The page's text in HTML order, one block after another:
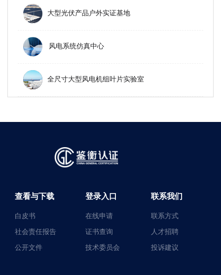
大型光伏产品户外实证基地
风电系统仿真中心
全尺寸大型风电机组叶片实验室
查看与下载
白皮书
社会责任报告
公开文件
登录入口
在线申请
证书查询
技术委员会
联系我们
联系方式
人才招聘
投诉建议